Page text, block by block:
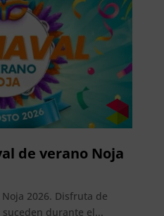
de verano Noja
2026. Disfruta de
durante el...